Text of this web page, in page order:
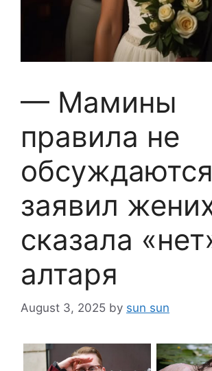
— Мамины
правила не
заявил
сказала
алтаря
August 3, 2025 by sun sun